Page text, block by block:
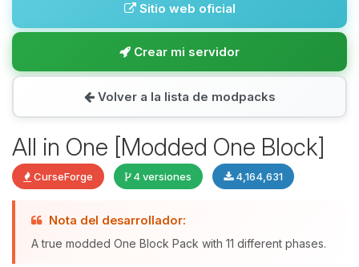
Sitio web oficial
Crear mi servidor
Volver a la lista de modpacks
All in One [Modded One Block]
CurseForge 4 versiones 4,164,631
Nota del desarrollador:
A true modded One Block Pack with 11 different phases.
Yupi, por fin alguien con quien